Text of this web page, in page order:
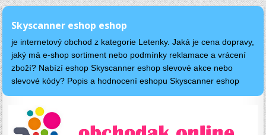
Skyscanner eshop eshop
je internetový obchod z kategorie Letenky. Jaká je cena dopravy,
jaký má e-shop sortiment nebo podmínky reklamace a vrácení
zboží? Nabízí eshop Skyscanner eshop slevové akce nebo
slevové kódy? Popis a hodnocení eshopu Skyscanner eshop